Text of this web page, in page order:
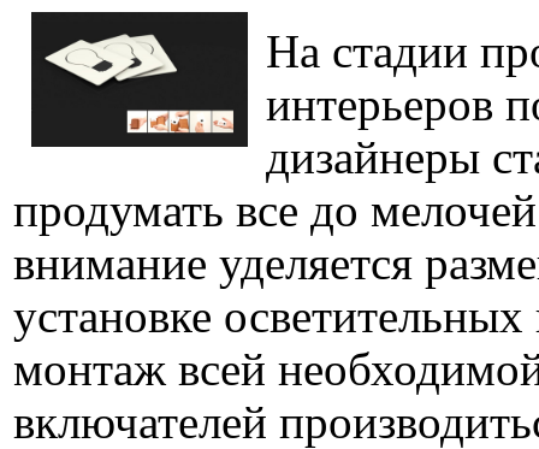
На стадии
интерьеров
дизайнеры
продумать все до
внимание уделяется
установке
монтаж всей
включателей